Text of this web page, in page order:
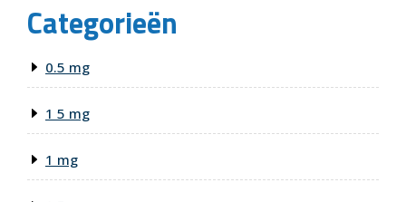
Categorieën
0.5 mg
1 5 mg
1 mg